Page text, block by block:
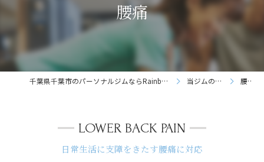
腰痛
千葉県千葉市のパーソナルジムならRainbow Fitness 当ジムの特徴 腰痛
日常生活に支障をきたす腰痛に対応
LOWER BACK PAIN